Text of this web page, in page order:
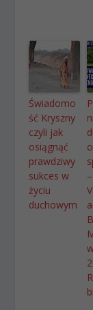
Świadomo
ść Kryszny
czyli jak
osiągnąć
prawdziwy
sukces w
życiu
duchowym
o
–